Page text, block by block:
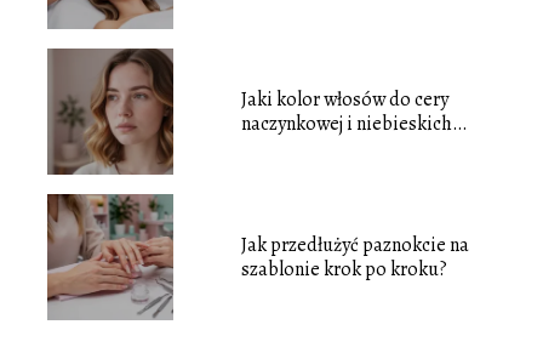
Jaki kolor włosów do cery
naczynkowej i niebieskich
Jak przedłużyć paznokcie na
szablonie krok po kroku?